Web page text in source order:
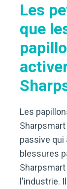
Les
que
Les
passive qui
blessures
l'industrie.